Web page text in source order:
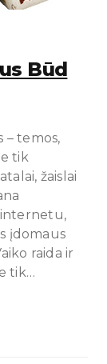
Būd
– temos,
tik
žaislai
internetu,
įdomaus
raida ir
tik…